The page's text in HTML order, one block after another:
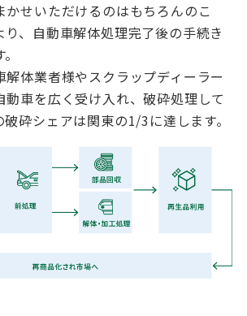
かせいただけるのはもちろんのこ
り、自動車解体処理完了後の手続き
解体業者様やスクラップディーラー
動車を広く受け入れ、破砕処理して
砕シェアは関東の1/3に達します。